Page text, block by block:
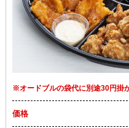
※オードブルの袋代に別途30円掛
価格